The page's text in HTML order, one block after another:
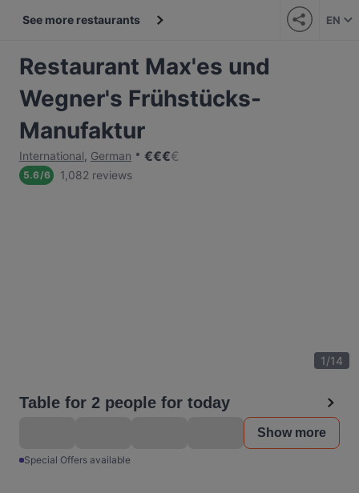
See more restaurants EN
Restaurant Max'es und
Wegner's Frühstücks-
Manufaktur
International, German €€€€
5.6/6 1,082 reviews
1/14
Table for 2 people for today
Show more
Special Offers available